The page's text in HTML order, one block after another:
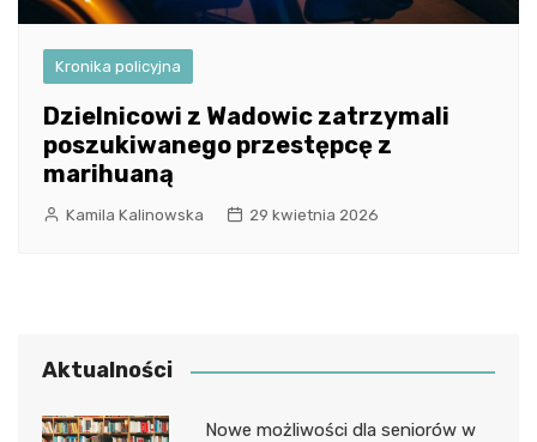
Kronika policyjna
Dzielnicowi z Wadowic zatrzymali
poszukiwanego przestępcę z
marihuaną
Kamila Kalinowska 29 kwietnia 2026
Aktualności
Nowe możliwości dla seniorów w